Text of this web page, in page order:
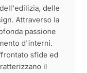
delle
Attraverso la
passione
d'interni.
sfide ed
il